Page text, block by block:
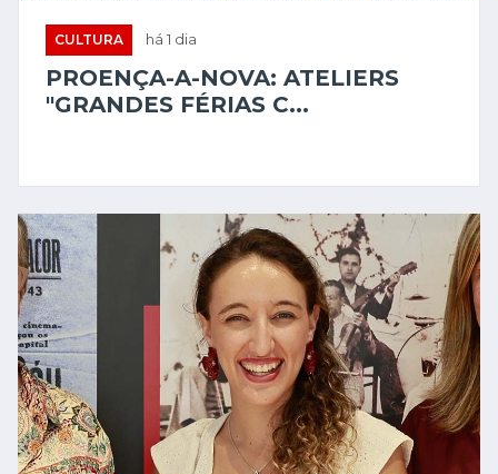
CULTURA há 1 dia
PROENÇA-A-NOVA: ATELIERS
"GRANDES FÉRIAS C...